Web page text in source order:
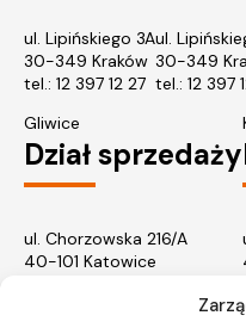
ul. Lipińskiego 3A
30-349 Kraków
tel.: 12 397 12 27
ul.
30-349
tel.: 12 397
Gliwice
Dział sprzedaży
ul. Chorzowska 216/A
40-101 Katowice